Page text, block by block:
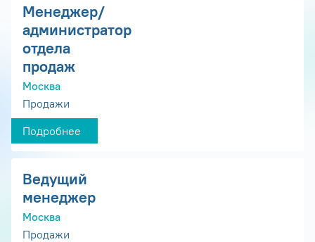
Менеджер/
администратор
отдела
продаж
Москва
Продажи
Подробнее
Ведущий
менеджер
Москва
Продажи